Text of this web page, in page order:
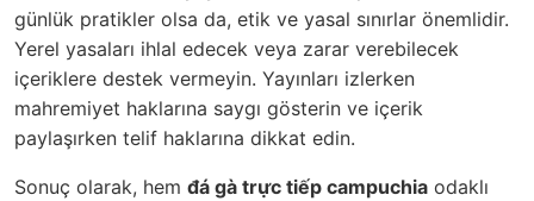
günlük pratikler olsa da, etik ve yasal sınırlar önemlidir.
Yerel yasaları ihlal edecek veya zarar verebilecek
içeriklere destek vermeyin. Yayınları izlerken
mahremiyet haklarına saygı gösterin ve içerik
paylaşırken telif haklarına dikkat edin.
Sonuç olarak, hem đá gà trực tiếp campuchia odaklı